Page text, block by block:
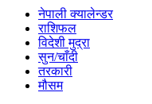
नेपाली क्यालेन्डर
राशिफल
विदेशी मुद्रा
सुन/चाँदी
तरकारी
मौसम